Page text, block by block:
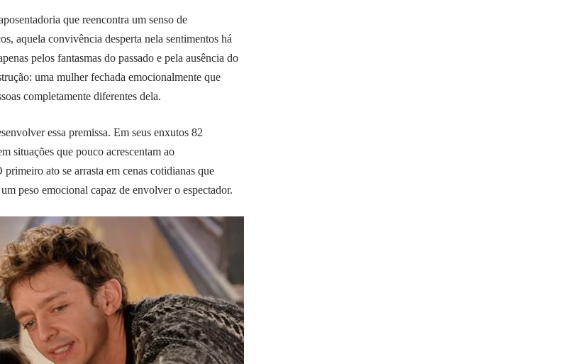
que reencontra um senso de
aquela convivência desperta nela sentimentos há
pelos fantasmas do passado e pela ausência do
uma mulher fechada emocionalmente que
completamente diferentes dela.
essa premissa. Em seus enxutos 82
situações que pouco acrescentam ao
ato se arrasta em cenas cotidianas que
peso emocional capaz de envolver o espectador.